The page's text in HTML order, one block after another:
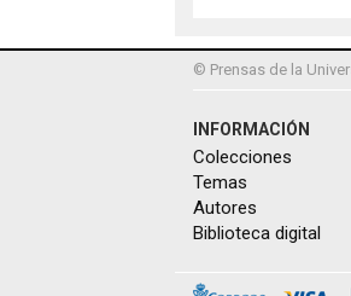
© Prensas de la
INFORMACIÓN
Colecciones
Temas
Autores
Biblioteca digital